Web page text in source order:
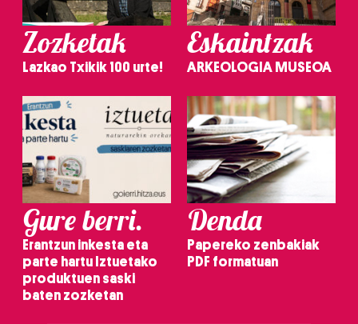
Zozketak
Lazkao Txikik 100 urte!
Eskaintzak
ARKEOLOGIA MUSEOA
Gure berri.
Erantzun inkesta eta
parte hartu Iztuetako
produktuen saski
baten zozketan
Denda
Papereko zenbakiak
PDF formatuan